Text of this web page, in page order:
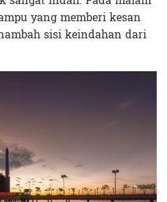
yang memberi kesan
sisi keindahan dari